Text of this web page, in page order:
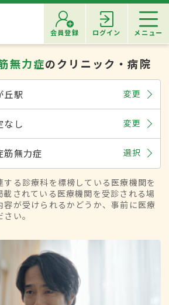
会員登録 ログイン メニュー
無力症のクリニック・病院
丘駅 変更
なし 変更
筋無力症 選択
る診療科を標榜している医療機関を
されている医療機関を受診される場
容が受けられるかどうか、事前に医療
い。